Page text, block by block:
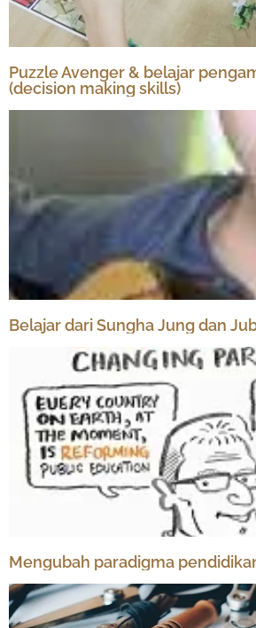
Puzzle Avenger & belajar
(decision making skills)
Belajar dari Sungha Jung dan
Mengubah paradigma